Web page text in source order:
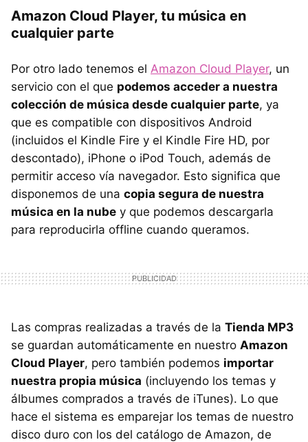
Amazon Cloud Player, tu música en
cualquier parte
Por otro lado tenemos el Amazon Cloud Player, un
servicio con el que podemos acceder a nuestra
colección de música desde cualquier parte, ya
que es compatible con dispositivos Android
(incluidos el Kindle Fire y el Kindle Fire HD, por
descontado), iPhone o iPod Touch, además de
permitir acceso vía navegador. Esto significa que
disponemos de una copia segura de nuestra
música en la nube y que podemos descargarla
para reproducirla offline cuando queramos.
Las compras realizadas a través de la Tienda MP3
se guardan automáticamente en nuestro Amazon
Cloud Player, pero también podemos importar
nuestra propia música (incluyendo los temas y
álbumes comprados a través de iTunes). Lo que
hace el sistema es emparejar los temas de nuestro
disco duro con los del catálogo de Amazon, de